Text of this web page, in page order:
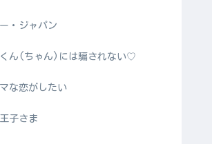
・ジャパン
ん(ちゃん)には騙されない♡
な恋がしたい
子さま